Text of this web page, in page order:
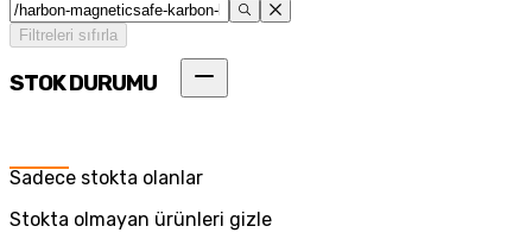
Filtreleri sıfırla
STOK DURUMU
Sadece stokta olanlar
Stokta olmayan ürünleri gizle